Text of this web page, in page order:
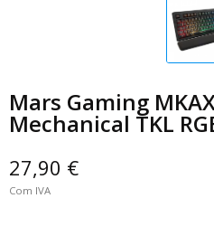
Mars Gaming
Mechanical TKL
27,90 €
Com IVA